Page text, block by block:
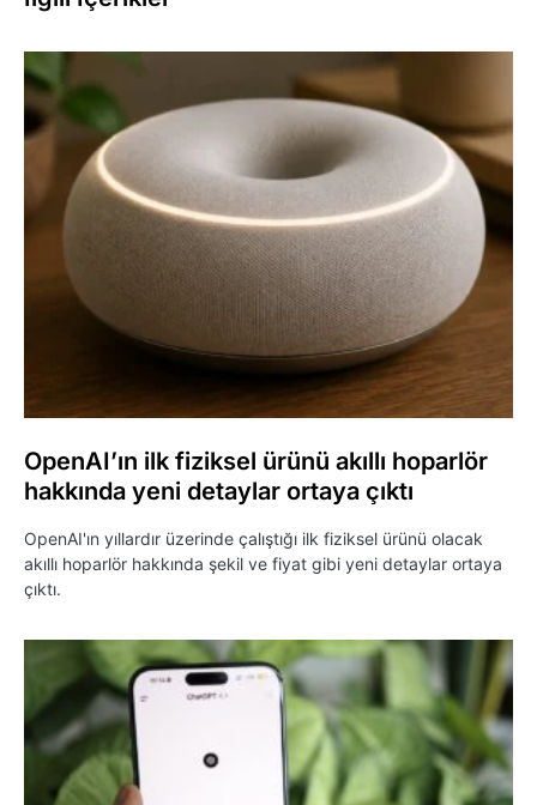
OpenAI’ın ilk fiziksel ürünü akıllı hoparlör
hakkında yeni detaylar ortaya çıktı
OpenAI'ın yıllardır üzerinde çalıştığı ilk fiziksel ürünü olacak
akıllı hoparlör hakkında şekil ve fiyat gibi yeni detaylar ortaya
çıktı.